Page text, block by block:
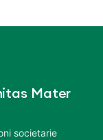
Mater
societarie